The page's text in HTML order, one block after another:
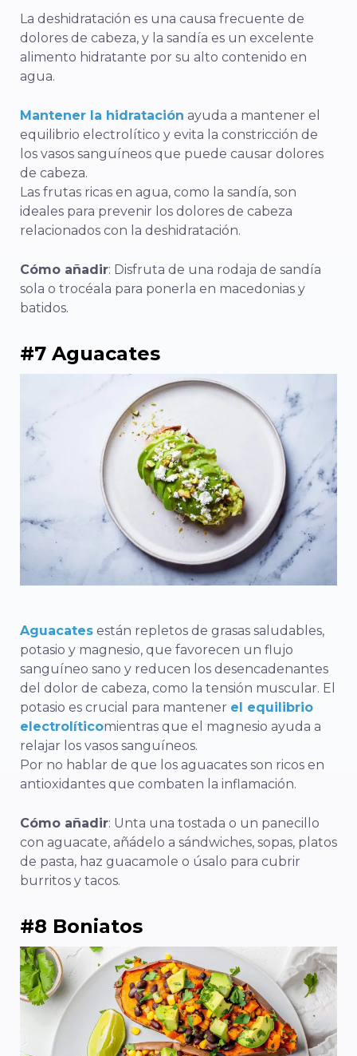
La deshidratación es una causa frecuente de
dolores de cabeza, y la sandía es un excelente
alimento hidratante por su alto contenido en
agua.
Mantener la hidratación ayuda a mantener el
equilibrio electrolítico y evita la constricción de
los vasos sanguíneos que puede causar dolores
de cabeza.
Las frutas ricas en agua, como la sandía, son
ideales para prevenir los dolores de cabeza
relacionados con la deshidratación.
Cómo añadir: Disfruta de una rodaja de sandía
sola o trocéala para ponerla en macedonias y
batidos.
#7 Aguacates
Aguacates están repletos de grasas saludables,
potasio y magnesio, que favorecen un flujo
sanguíneo sano y reducen los desencadenantes
del dolor de cabeza, como la tensión muscular. El
potasio es crucial para mantener el equilibrio
electrolíticomientras que el magnesio ayuda a
relajar los vasos sanguíneos.
Por no hablar de que los aguacates son ricos en
antioxidantes que combaten la inflamación.
Cómo añadir: Unta una tostada o un panecillo
con aguacate, añádelo a sándwiches, sopas, platos
de pasta, haz guacamole o úsalo para cubrir
burritos y tacos.
#8 Boniatos